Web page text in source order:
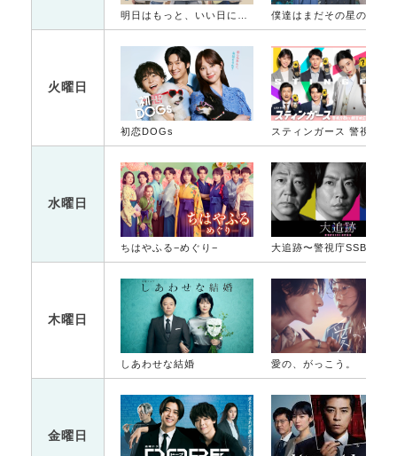
火曜日
初恋DOGs
水曜日
ちはやふる−めぐり−
木曜日
しあわせな結婚 愛の、がっこう。
金曜日